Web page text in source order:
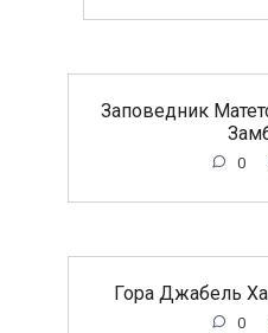
Заповедник
0
Гора Джабель
0